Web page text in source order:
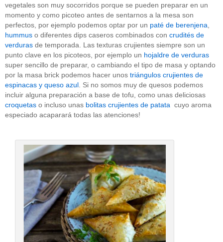
vegetales son muy socorridos porque se pueden preparar en un
momento y como picoteo antes de sentarnos a la mesa son
perfectos, por ejemplo podemos optar por un paté de berenjena
hummus o diferentes dips caseros combinados con crudités de
verduras de temporada. Las texturas crujientes siempre son un
punto clave en los picoteos, por ejemplo un hojaldre de verduras
super sencillo de preparar, o cambiando el tipo de masa y optando
por la masa brick podemos hacer unos triángulos crujientes de
espinacas y queso azul . Si no somos muy de quesos podemos
incluir alguna preparación a base de tofu, como unas deliciosas
croquetas o incluso unas bolitas crujientes de patata cuyo aroma
especiado acaparará todas las atenciones!